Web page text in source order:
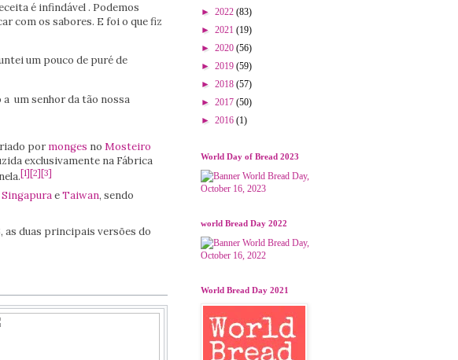
é infindável . Podemos
com os sabores. E foi o que fiz
um pouco de puré de
a um senhor da tão nossa
pormonges no Mosteiro
exclusivamente na Fábrica
[1][2][3]
SingapuraeTaiwan, sendo
as duas principais versões do
► 2022 (83)
► 2021 (19)
► 2020 (56)
► 2019 (59)
► 2018 (57)
► 2017 (50)
► 2016 (1)
World Day of Bread 2023
world Bread Day 2022
World Bread Day 2021